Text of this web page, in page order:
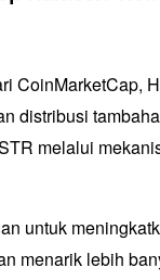
CoinMarketCap,
distribusi
melalui
untuk
menarik lebih